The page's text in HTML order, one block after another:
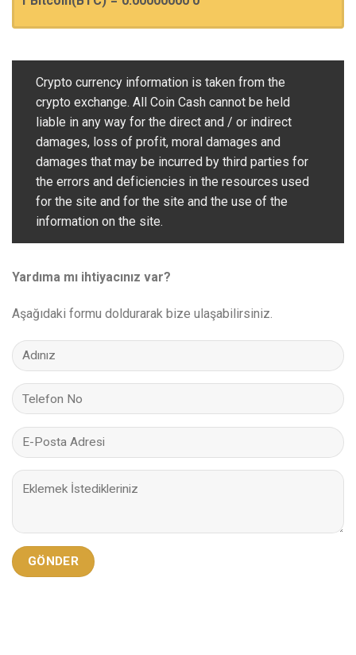
Crypto currency information is taken from the
crypto exchange. All Coin Cash cannot be held
liable in any way for the direct and / or indirect
damages, loss of profit, moral damages and
damages that may be incurred by third parties for
the errors and deficiencies in the resources used
for the site and for the site and the use of the
information on the site.
Yardıma mı ihtiyacınız var?
Aşağıdaki formu doldurarak bize ulaşabilirsiniz.